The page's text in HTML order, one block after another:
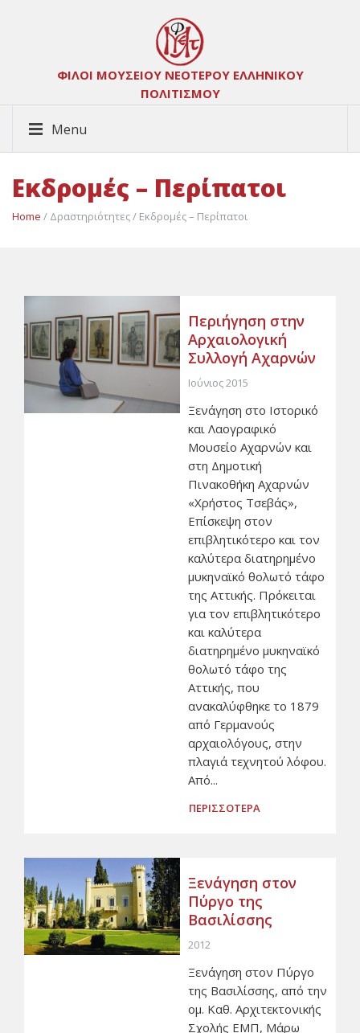
ΦΙΛΟΙ ΜΟΥΣΕΙΟΥ ΝΕΟΤΕΡΟΥ ΕΛΛΗΝΙΚΟΥ
ΠΟΛΙΤΙΣΜΟΥ
Menu
Εκδρομές – Περίπατοι
Home / Δραστηριότητες / Εκδρομές – Περίπατοι
Περιήγηση στην
Αρχαιολογική
Συλλογή Αχαρνών
Ιούνιος 2015
Ξενάγηση στο Ιστορικό
και Λαογραφικό
Μουσείο Αχαρνών και
στη Δημοτική
Πινακοθήκη Αχαρνών
«Χρήστος Τσεβάς»,
Επίσκεψη στον
επιβλητικότερο και τον
καλύτερα διατηρημένο
μυκηναϊκό θολωτό τάφο
της Αττικής. Πρόκειται
για τον επιβλητικότερο
και καλύτερα
διατηρημένο μυκηναϊκό
θολωτό τάφο της
Αττικής, που
ανακαλύφθηκε το 1879
από Γερμανούς
αρχαιολόγους, στην
πλαγιά τεχνητού λόφου.
Από...
ΠΕΡΙΣΣΟΤΕΡΑ
Ξενάγηση στον
Πύργο της
Βασιλίσσης
2012
Ξενάγηση στον Πύργο
της Βασιλίσσης, από την
ομ. Καθ. Αρχιτεκτονικής
Σχολής ΕΜΠ, Μάρω